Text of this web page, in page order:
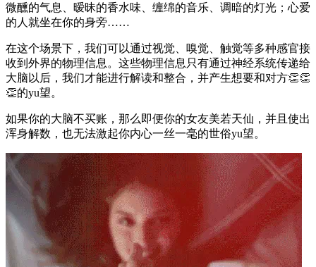
微醺的气息、暧昧的香水味、缠绵的音乐、调暗的灯光；心爱
的人就坐在你的身旁……
在这个场景下，我们可以通过视觉、嗅觉、触觉等多种感官接
收到外界的物理信息。这些物理信息只有通过神经系统传递给
大脑以后，我们才能进行解读和整合，并产生想要和对方👏👏
👏的yu望。
如果你的大脑不买账，那么即便你的女友美若天仙，并且使出
浑身解数，也无法激起你内心一丝一毫的世俗yu望。